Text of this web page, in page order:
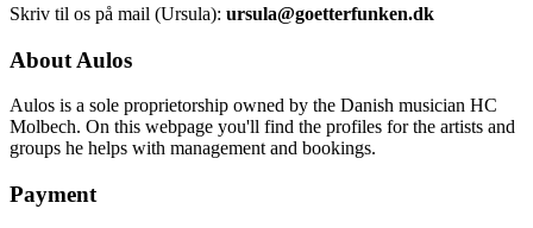
Skriv til os på mail (Ursula): ursula@goetterfunken.dk
About Aulos
Aulos is a sole proprietorship owned by the Danish musician HC
Molbech. On this webpage you'll find the profiles for the artists and
groups he helps with management and bookings.
Payment